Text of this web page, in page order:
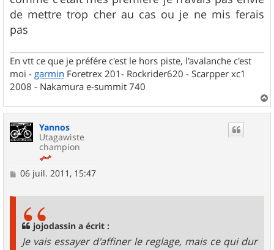
de mettre trop cher au cas ou je ne mis ferais
pas
En vtt ce que je préfére c'est le hors piste, l'avalanche c'est
moi - garmin Foretrex 201- Rockrider620 - Scarpper xc1
2008 - Nakamura e-summit 740
a
Yannos
Utagawiste
champion
M
06 juil. 2011, 15:47
jojodassin a écrit :
Je vais essayer d'affiner le reglage, mais ce qui dur